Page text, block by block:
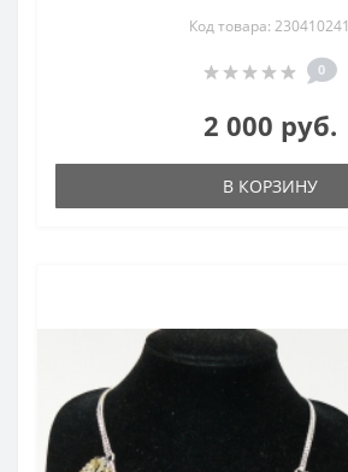
Код товара: 230410241
0
2 000 руб.
В КОРЗИНУ